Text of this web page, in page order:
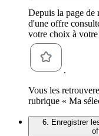
Depuis la page de
d'une offre
votre choix à
.
Vous les
rubrique « Ma
6. Enregistrer